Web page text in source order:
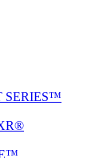
SERIES™